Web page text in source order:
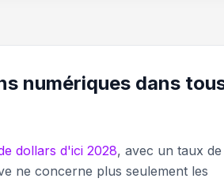
numériques dans
dollars d'ici 2028, avec un taux de
ne concerne plus seulement les